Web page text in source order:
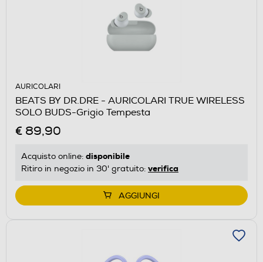
AURICOLARI
BEATS BY DR.DRE - AURICOLARI TRUE WIRELESS
SOLO BUDS-Grigio Tempesta
€ 89,90
Acquisto online: disponibile
Ritiro in negozio in 30' gratuito: verifica
AGGIUNGI